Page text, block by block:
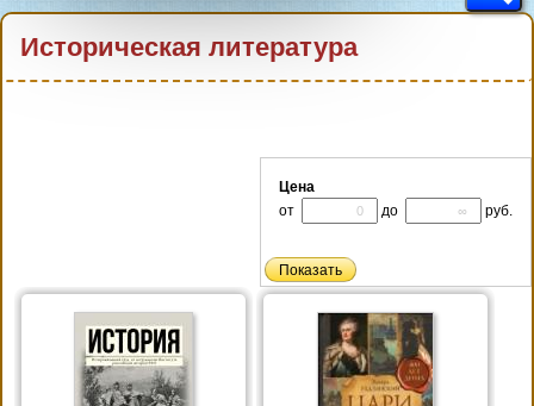
Историческая литература
Цена
от
до руб.